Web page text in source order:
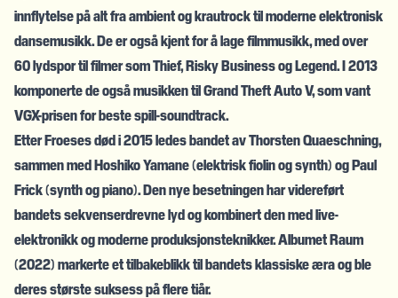
innflytelse på alt fra ambient og krautrock til moderne elektronisk
dansemusikk. De er også kjent for å lage filmmusikk, med over
60 lydspor til filmer som Thief, Risky Business og Legend. I 2013
komponerte de også musikken til Grand Theft Auto V, som vant
VGX-prisen for beste spill-soundtrack.
Etter Froeses død i 2015 ledes bandet av Thorsten Quaeschning,
sammen med Hoshiko Yamane (elektrisk fiolin og synth) og Paul
Frick (synth og piano). Den nye besetningen har videreført
bandets sekvenserdrevne lyd og kombinert den med live-
elektronikk og moderne produksjonsteknikker. Albumet Raum
(2022) markerte et tilbakeblikk til bandets klassiske æra og ble
deres største suksess på flere tiår.